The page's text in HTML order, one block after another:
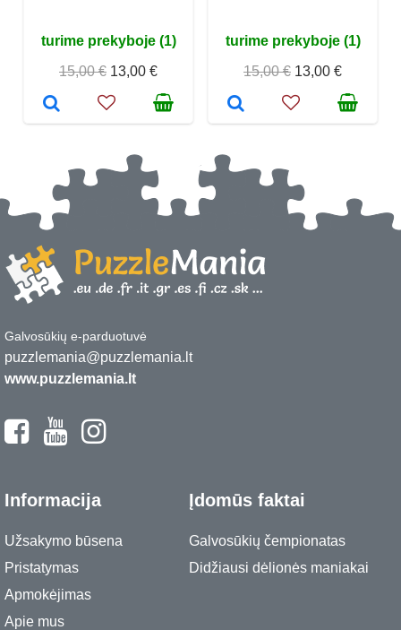
turime prekyboje (1)
15,00 € 13,00 €
turime prekyboje (1)
15,00 € 13,00 €
Galvosūkių e-parduotuvė
puzzlemania@puzzlemania.lt
www.puzzlemania.lt
Informacija
Užsakymo būsena
Pristatymas
Apmokėjimas
Apie mus
Įdomūs faktai
Galvosūkių čempionatas
Didžiausi dėlionės maniakai